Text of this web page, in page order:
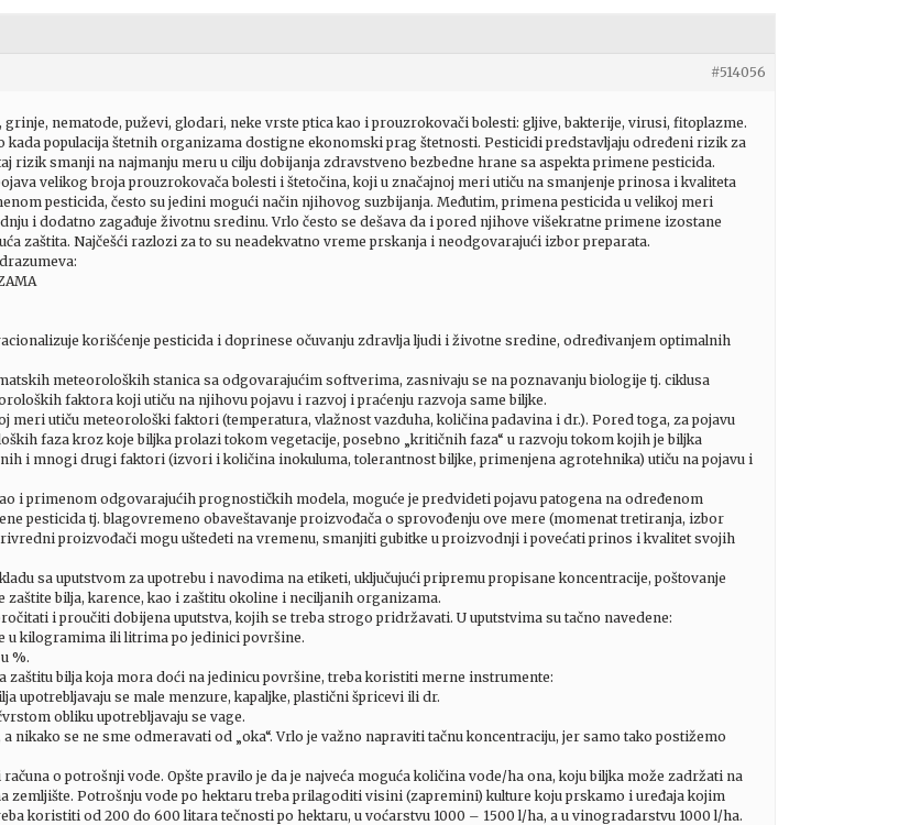
#514056
nematode, puževi, glodari, neke vrste ptica kao i prouzrokovači bolesti: gljive, bakterije, virusi, fitoplazme.
kada populacija štetnih organizama dostigne ekonomski prag štetnosti. Pesticidi predstavljaju određeni rizik za
rizik smanji na najmanju meru u cilju dobijanja zdravstveno bezbedne hrane sa aspekta primene pesticida.
velikog broja prouzrokovača bolesti i štetočina, koji u značajnoj meri utiču na smanjenje prinosa i kvaliteta
pesticida, često su jedini mogući način njihovog suzbijanja. Međutim, primena pesticida u velikoj meri
i dodatno zagađuje životnu sredinu. Vrlo često se dešava da i pored njihove višekratne primene izostane
zaštita. Najčešći razlozi za to su neadekvatno vreme prskanja i neodgovarajući izbor preparata.
korišćenje pesticida i doprinese očuvanju zdravlja ljudi i životne sredine, određivanjem optimalnih
meteoroloških stanica sa odgovarajućim softverima, zasnivaju se na poznavanju biologije tj. ciklusa
faktora koji utiču na njihovu pojavu i razvoj i praćenju razvoja same biljke.
meri utiču meteorološki faktori (temperatura, vlažnost vazduha, količina padavina i dr.). Pored toga, za pojavu
faza kroz koje biljka prolazi tokom vegetacije, posebno „kritičnih faza“ u razvoju tokom kojih je biljka
i mnogi drugi faktori (izvori i količina inokuluma, tolerantnost biljke, primenjena agrotehnika) utiču na pojavu i
i primenom odgovarajućih prognostičkih modela, moguće je predvideti pojavu patogena na određenom
pesticida tj. blagovremeno obaveštavanje proizvođača o sprovođenju ove mere (momenat tretiranja, izbor
proizvođači mogu uštedeti na vremenu, smanjiti gubitke u proizvodnji i povećati prinos i kvalitet svojih
sa uputstvom za upotrebu i navodima na etiketi, uključujući pripremu propisane koncentracije, poštovanje
bilja, karence, kao i zaštitu okoline i neciljanih organizama.
i proučiti dobijena uputstva, kojih se treba strogo pridržavati. U uputstvima su tačno navedene:
u kilogramima ili litrima po jedinici površine.
%.
zaštitu bilja koja mora doći na jedinicu površine, treba koristiti merne instrumente:
upotrebljavaju se male menzure, kapaljke, plastični špricevi ili dr.
obliku upotrebljavaju se vage.
nikako se ne sme odmeravati od „oka“. Vrlo je važno napraviti tačnu koncentraciju, jer samo tako postižemo
o potrošnji vode. Opšte pravilo je da je najveća moguća količina vode/ha ona, koju biljka može zadržati na
zemljište. Potrošnju vode po hektaru treba prilagoditi visini (zapremini) kulture koju prskamo i uređaja kojim
koristiti od 200 do 600 litara tečnosti po hektaru, u voćarstvu 1000 – 1500 l/ha, a u vinogradarstvu 1000 l/ha.